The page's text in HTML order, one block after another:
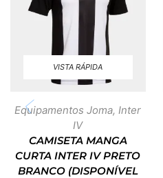
VISTA RÁPIDA
Equipamentos Joma, Inter
IV
CAMISETA MANGA
CURTA INTER IV PRETO
BRANCO (DISPONÍVEL